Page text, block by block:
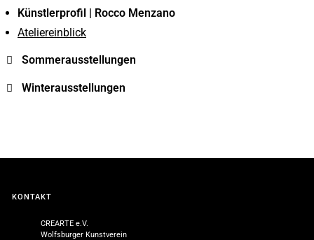
Künstlerprofil | Rocco Menzano
Ateliereinblick
Sommerausstellungen
Winterausstellungen
KONTAKT
CREARTE e.V.
Wolfsburger Kunstverein